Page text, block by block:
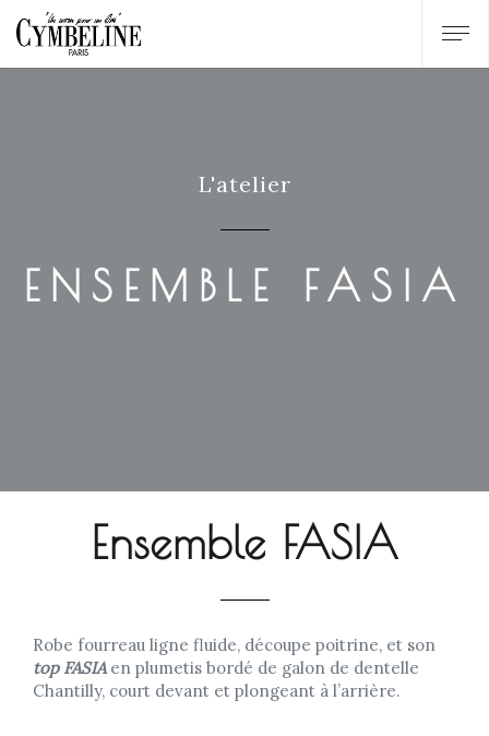
L'atelier
ENSEMBLE FASIA
Ensemble FASIA
Robe fourreau ligne fluide, découpe poitrine, et son
top FASIAen plumetis bordé de galon de dentelle
Chantilly, court devant et plongeant à l’arrière.